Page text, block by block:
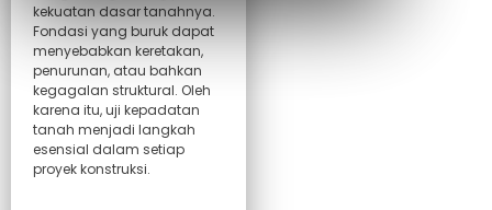
kekuatan dasar tanahnya.
Fondasi yang buruk dapat
menyebabkan keretakan,
penurunan, atau bahkan
kegagalan struktural. Oleh
karena itu, uji kepadatan
tanah menjadi langkah
esensial dalam setiap
proyek konstruksi.